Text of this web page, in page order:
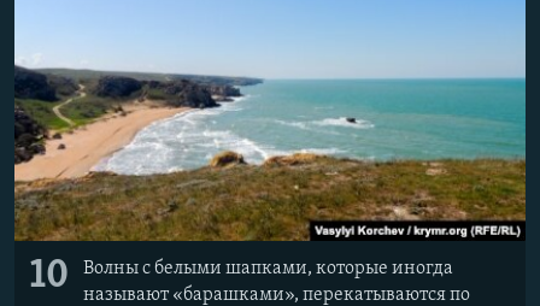
10
Волны с белыми шапками, которые иногда
называют «барашками», перекатываются по